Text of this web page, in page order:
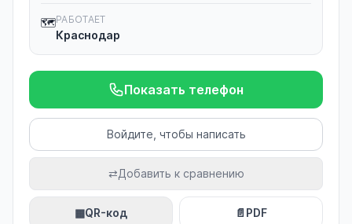
🗺️РАБОТАЕТ
Краснодар
Показать телефон
Войдите, чтобы написать
⇄Добавить к сравнению
▦QR-код 📄 PDF